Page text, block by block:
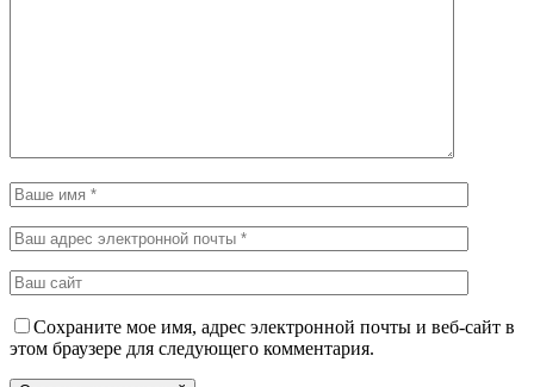
Сохраните мое имя, адрес электронной почты и веб-сайт в
этом браузере для следующего комментария.